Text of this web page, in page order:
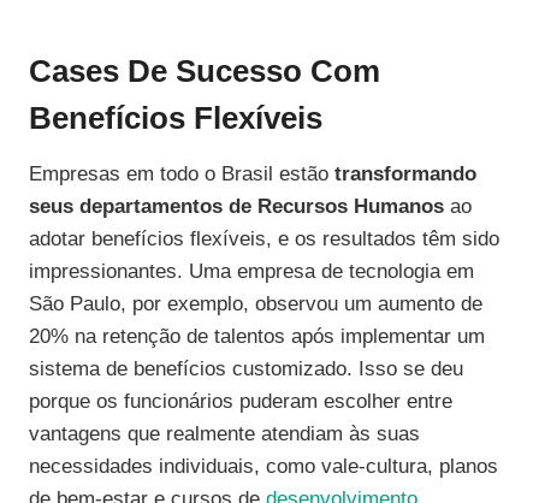
Cases De Sucesso Com
Benefícios Flexíveis
Empresas em todo o Brasil estão transformando
seus departamentos de Recursos Humanos ao
adotar benefícios flexíveis, e os resultados têm sido
impressionantes. Uma empresa de tecnologia em
São Paulo, por exemplo, observou um aumento de
20% na retenção de talentos após implementar um
sistema de benefícios customizado. Isso se deu
porque os funcionários puderam escolher entre
vantagens que realmente atendiam às suas
necessidades individuais, como vale-cultura, planos